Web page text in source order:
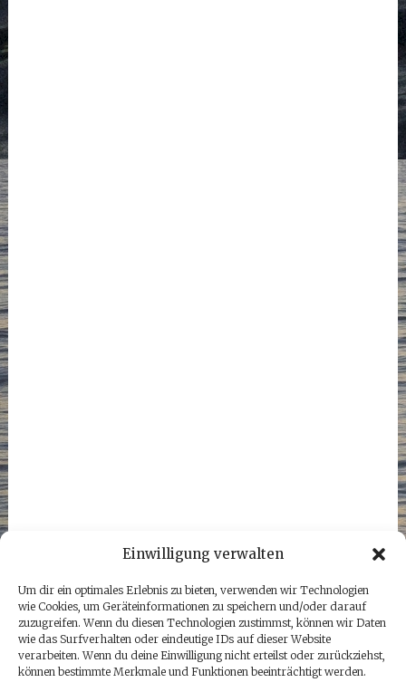
Einwilligung verwalten
Um dir ein optimales Erlebnis zu bieten, verwenden wir Technologien
wie Cookies, um Geräteinformationen zu speichern und/oder darauf
zuzugreifen. Wenn du diesen Technologien zustimmst, können wir Daten
wie das Surfverhalten oder eindeutige IDs auf dieser Website
verarbeiten. Wenn du deine Einwilligung nicht erteilst oder zurückziehst,
können bestimmte Merkmale und Funktionen beeinträchtigt werden.